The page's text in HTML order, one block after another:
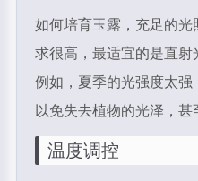
如何培育玉露，充足的
求很高，最适宜的是直射
例如，夏季的光强度太强
以免失去植物的光泽，甚
温度调控